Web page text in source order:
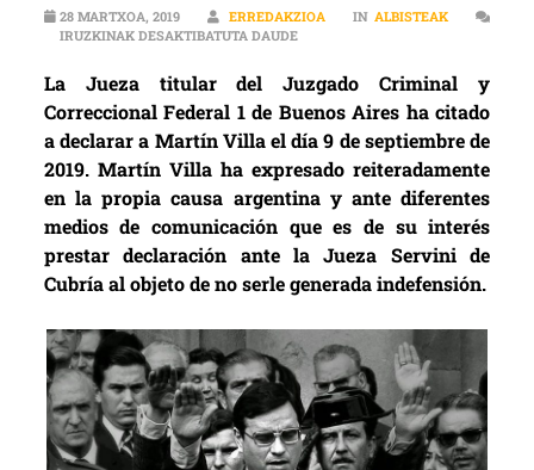
28 MARTXOA, 2019 ERREDAKZIOA IN ALBISTEAK
IRUZKINAK DESAKTIBATUTA DAUDELA JUEZ SERVINI LLAMA A
La Jueza titular del Juzgado Criminal y
Correccional Federal 1 de Buenos Aires ha citado
a declarar a Martín Villa el día 9 de septiembre de
2019. Martín Villa ha expresado reiteradamente
en la propia causa argentina y ante diferentes
medios de comunicación que es de su interés
prestar declaración ante la Jueza Servini de
Cubría al objeto de no serle generada indefensión.